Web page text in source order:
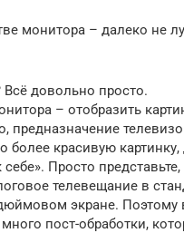
монитора – далеко не
Всё довольно просто.
– отобразить
предназначение
более красивую
Просто представьте,
телевещание в
экране. Поэтому
пост-обработки,